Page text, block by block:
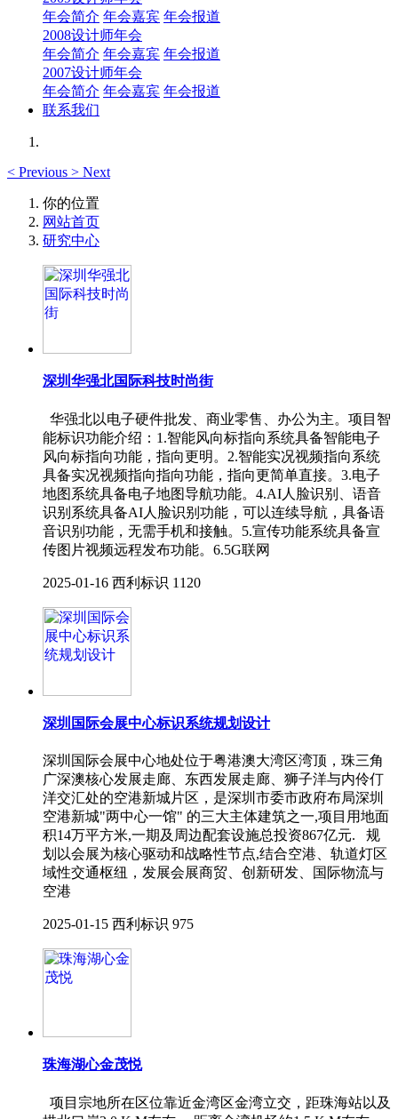
年会简介 年会嘉宾 年会报道
2008设计师年会
年会简介 年会嘉宾 年会报道
2007设计师年会
年会简介 年会嘉宾 年会报道
联系我们
< Previous > Next
你的位置
网站首页
研究中心
深圳华强北国际科技时尚街
华强北以电子硬件批发、商业零售、办公为主。项目智
能标识功能介绍：1.智能风向标指向系统具备智能电子
风向标指向功能，指向更明。2.智能实况视频指向系统
具备实况视频指向指向功能，指向更简单直接。3.电子
地图系统具备电子地图导航功能。4.AI人脸识别、语音
识别系统具备AI人脸识别功能，可以连续导航，具备语
音识别功能，无需手机和接触。5.宣传功能系统具备宣
传图片视频远程发布功能。6.5G联网
2025-01-16 西利标识 1120
深圳国际会展中心标识系统规划设计
深圳国际会展中心地处位于粤港澳大湾区湾顶，珠三角
广深澳核心发展走廊、东西发展走廊、狮子洋与内伶仃
洋交汇处的空港新城片区，是深圳市委市政府布局深圳
空港新城"两中心一馆" 的三大主体建筑之一,项目用地面
积14万平方米,一期及周边配套设施总投资867亿元. 规
划以会展为核心驱动和战略性节点,结合空港、轨道灯区
域性交通枢纽，发展会展商贸、创新研发、国际物流与
空港
2025-01-15 西利标识 975
珠海湖心金茂悦
项目宗地所在区位靠近金湾区金湾立交，距珠海站以及